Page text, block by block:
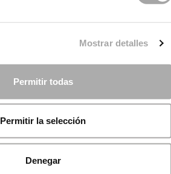
Mostrar detalles
Permitir todas
Permitir la selección
Denegar